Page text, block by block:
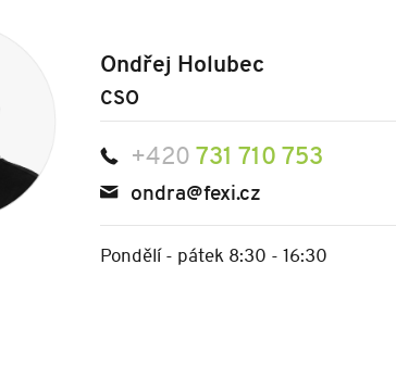
Ondřej Holubec
CSO
+420 731 710 753
ondra@fexi.cz
Pondělí - pátek 8:30 - 16:30